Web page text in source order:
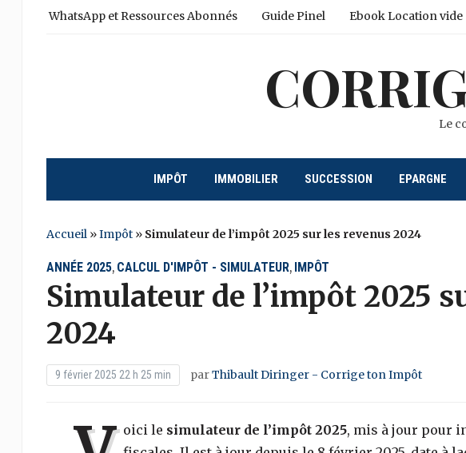
WhatsApp et Ressources Abonnés Guide Pinel Ebook Location vide
Le
IMPÔT IMMOBILIER SUCCESSION EPARGNE
Accueil»Impôt» Simulateur de l’impôt 2025 sur les revenus 2024
ANNÉE 2025, CALCUL D'IMPÔT - SIMULATEUR, IMPÔT
Simulateur de l’impôt 2025
2024
9 février 2025 22 h 25 min parThibault Diringer - Corrige ton Impôt
oici le simulateur de l’impôt 2025, mis à jour pour